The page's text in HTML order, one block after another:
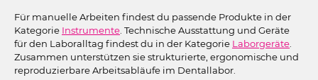
Für manuelle Arbeiten findest du passende Produkte in der
Kategorie Instrumente . Technische Ausstattung und Geräte
für den Laboralltag findest du in der Kategorie Laborgeräte
Zusammen unterstützen sie strukturierte, ergonomische und
reproduzierbare Arbeitsabläufe im Dentallabor.